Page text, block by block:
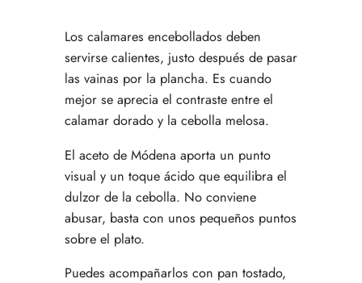
Los calamares encebollados deben
servirse calientes, justo después de pasar
las vainas por la plancha. Es cuando
mejor se aprecia el contraste entre el
calamar dorado y la cebolla melosa.
El aceto de Módena aporta un punto
visual y un toque ácido que equilibra el
dulzor de la cebolla. No conviene
abusar, basta con unos pequeños puntos
sobre el plato.
Puedes acompañarlos con pan tostado,